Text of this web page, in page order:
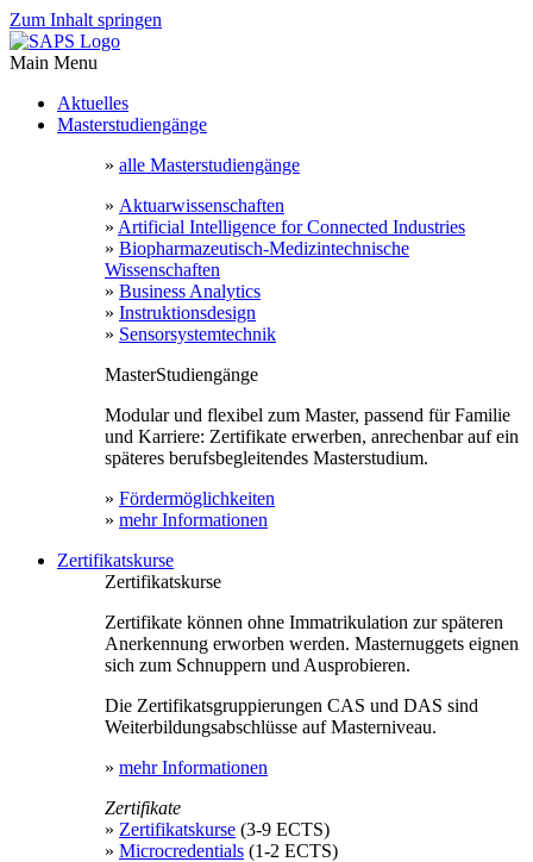
Zum Inhalt springen
Main Menu
Aktuelles
Masterstudiengänge
» alle Masterstudiengänge
» Aktuarwissenschaften
» Artificial Intelligence for Connected Industries
» Biopharmazeutisch-Medizintechnische
Wissenschaften
» Business Analytics
» Instruktionsdesign
» Sensorsystemtechnik
MasterStudiengänge
Modular und flexibel zum Master, passend für Familie
und Karriere: Zertifikate erwerben, anrechenbar auf ein
späteres berufsbegleitendes Masterstudium.
» Fördermöglichkeiten
» mehr Informationen
Zertifikatskurse
Zertifikatskurse
Zertifikate können ohne Immatrikulation zur späteren
Anerkennung erworben werden. Masternuggets eignen
sich zum Schnuppern und Ausprobieren.
Die Zertifikatsgruppierungen CAS und DAS sind
Weiterbildungsabschlüsse auf Masterniveau.
» mehr Informationen
Zertifikate
» Zertifikatskurse (3-9 ECTS)
» Microcredentials (1-2 ECTS)